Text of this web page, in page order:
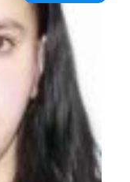
pentru